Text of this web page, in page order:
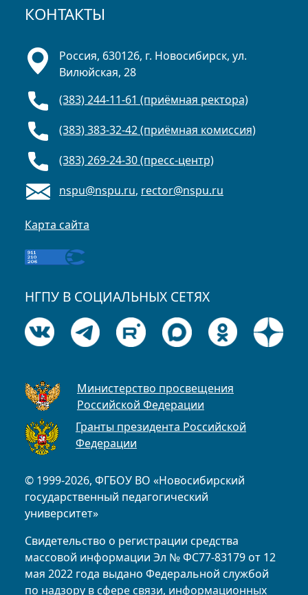
КОНТАКТЫ
© 1999-2026, ФГБОУ ВО «Новосибирский
государственный педагогический
университет»
Свидетельство о регистрации средства
массовой информации Эл № ФС77-83179 от 12
мая 2022 года выдано Федеральной службой
по надзору в сфере связи, информационных
Россия, 630126, г. Новосибирск, ул.
Вилюйская, 28
(383) 244-11-61 (приёмная ректора)
(383) 383-32-42 (приёмная комиссия)
(383) 269-24-30 (пресс-центр)
nspu@nspu.ru, rector@nspu.ru
Карта сайта
НГПУ В СОЦИАЛЬНЫХ СЕТЯХ
Министерство просвещения
Российской Федерации
Гранты президента Российской
Федерации